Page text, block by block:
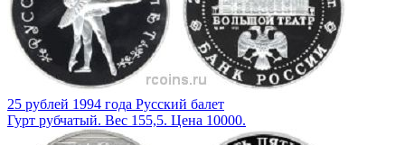
25 рублей 1994 года Русский балет
Гурт рубчатый. Вес 155,5. Цена 10000.